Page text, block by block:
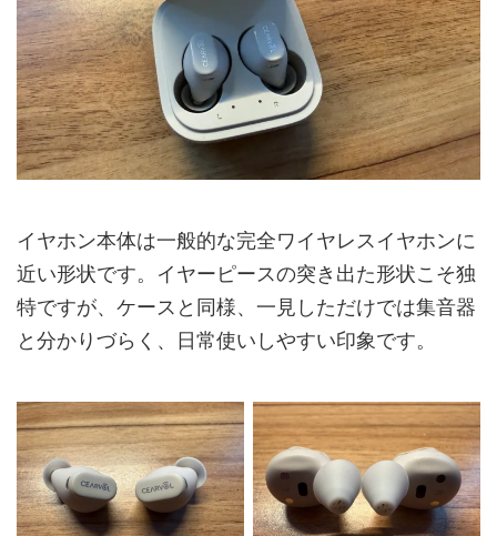
イヤホン本体は一般的な完全ワイヤレスイヤホンに
近い形状です。イヤーピースの突き出た形状こそ独
特ですが、ケースと同様、一見しただけでは集音器
と分かりづらく、日常使いしやすい印象です。